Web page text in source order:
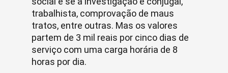
trabalhista, comprovação de maus
tratos, entre outras. Mas os valores
partem de 3 mil reais por cinco dias de
serviço com uma carga horária de 8
horas por dia.